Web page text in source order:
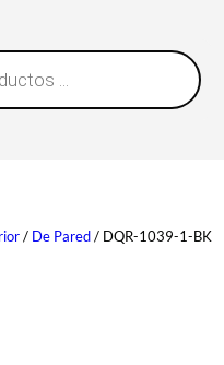
/ De Pared/ DQR-1039-1-BK